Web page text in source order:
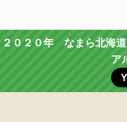
２０２０年 なまら北海
ア